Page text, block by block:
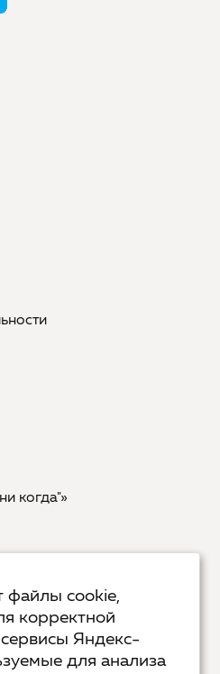
когда"»
болевые точки... и
файлы cookie,
корректной
Яндекс-
для анализа